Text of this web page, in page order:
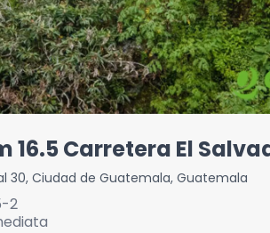
16.5 Carretera El
30, Ciudad de Guatemala, Guatemala
2